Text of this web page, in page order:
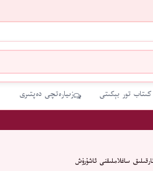
كىتاب تور بېكىتى زىيارەتچى دەپتىرى
ساغلاملىقنى ئاشۇرۇش